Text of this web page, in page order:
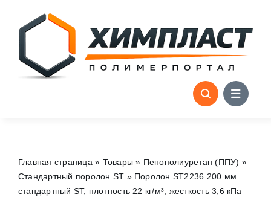
content
Главная страница » Товары » Пенополиуретан (ППУ) »
Стандартный поролон ST » Поролон ST2236 200 мм
стандартный ST, плотность 22 кг/м³, жесткость 3,6 кПа